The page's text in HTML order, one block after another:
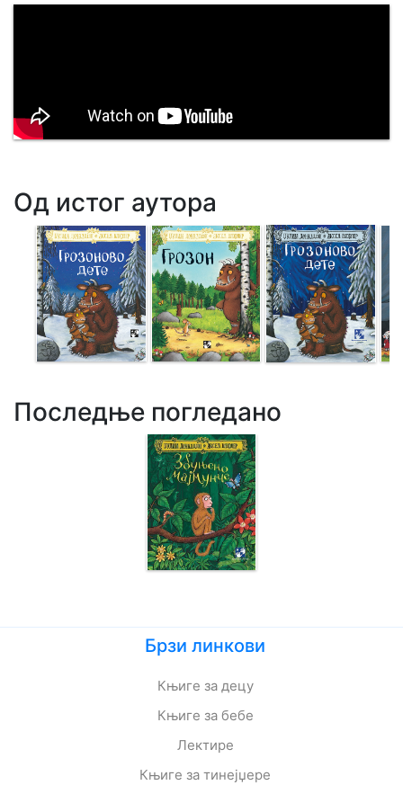
Од истог аутора
Последње погледано
Брзи линкови
Књиге за децу
Књиге за бебе
Лектире
Књиге за тинејџере